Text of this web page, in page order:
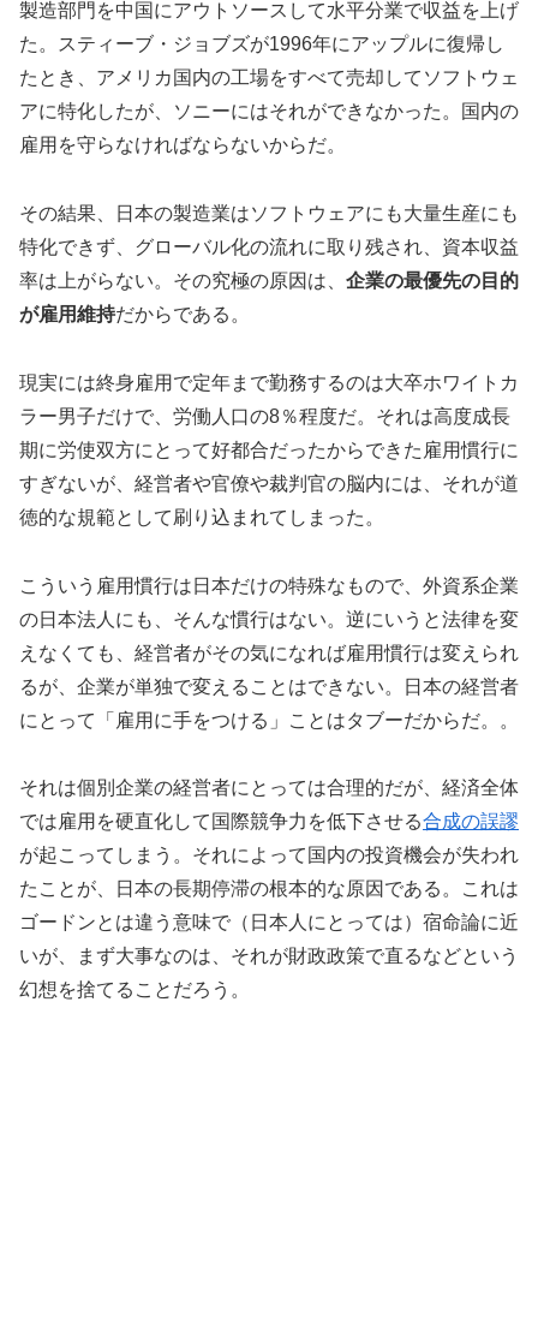
製造部門を中国にアウトソースして水平分業で収益を上げ
た。スティーブ・ジョブズが1996年にアップルに復帰し
たとき、アメリカ国内の工場をすべて売却してソフトウェ
アに特化したが、ソニーにはそれができなかった。国内の
雇用を守らなければならないからだ。
その結果、日本の製造業はソフトウェアにも大量生産にも
特化できず、グローバル化の流れに取り残され、資本収益
率は上がらない。その究極の原因は、 企業の最優先の目的
が雇用維持だからである。
現実には終身雇用で定年まで勤務するのは大卒ホワイトカ
ラー男子だけで、労働人口の8％程度だ。それは高度成長
期に労使双方にとって好都合だったからできた雇用慣行に
すぎないが、経営者や官僚や裁判官の脳内には、それが道
徳的な規範として刷り込まれてしまった。
こういう雇用慣行は日本だけの特殊なもので、外資系企業
の日本法人にも、そんな慣行はない。逆にいうと法律を変
えなくても、経営者がその気になれば雇用慣行は変えられ
るが、企業が単独で変えることはできない。日本の経営者
にとって「雇用に手をつける」ことはタブーだからだ。。
それは個別企業の経営者にとっては合理的だが、経済全体
では雇用を硬直化して国際競争力を低下させる合成の誤謬
が起こってしまう。それによって国内の投資機会が失われ
たことが、日本の長期停滞の根本的な原因である。これは
ゴードンとは違う意味で（日本人にとっては）宿命論に近
いが、まず大事なのは、それが財政政策で直るなどという
幻想を捨てることだろう。